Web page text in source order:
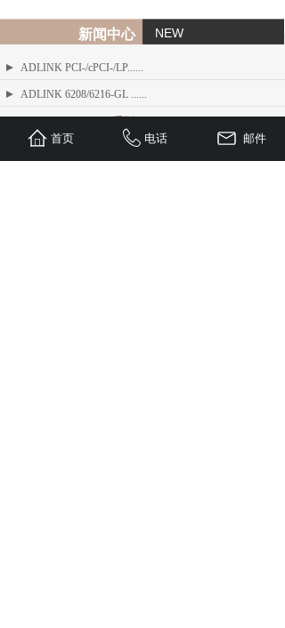
新闻中心 NEW
ADLINK PCI-/cPCI-/LP......
ADLINK 6208/6216-GL ......
ADLINK Angelo RTV 系列......
首页 电话 邮件